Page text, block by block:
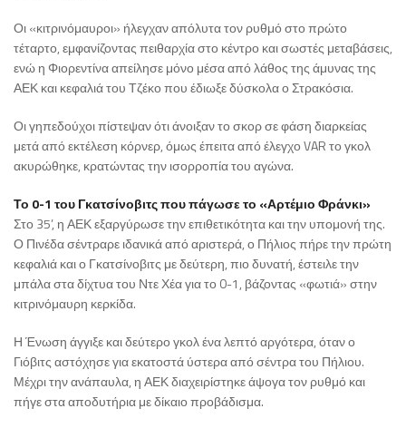
Οι «κιτρινόμαυροι» ήλεγχαν απόλυτα τον ρυθμό στο πρώτο
τέταρτο, εμφανίζοντας πειθαρχία στο κέντρο και σωστές μεταβάσεις,
ενώ η Φιορεντίνα απείλησε μόνο μέσα από λάθος της άμυνας της
ΑΕΚ και κεφαλιά του Τζέκο που έδιωξε δύσκολα ο Στρακόσια.
Οι γηπεδούχοι πίστεψαν ότι άνοιξαν το σκορ σε φάση διαρκείας
μετά από εκτέλεση κόρνερ, όμως έπειτα από έλεγχο VAR το γκολ
ακυρώθηκε, κρατώντας την ισορροπία του αγώνα.
Το 0-1 του Γκατσίνοβιτς που πάγωσε το «Αρτέμιο Φράνκι»
Στο 35’, η ΑΕΚ εξαργύρωσε την επιθετικότητα και την υπομονή της.
Ο Πινέδα σέντραρε ιδανικά από αριστερά, ο Πήλιος πήρε την πρώτη
κεφαλιά και ο Γκατσίνοβιτς με δεύτερη, πιο δυνατή, έστειλε την
μπάλα στα δίχτυα του Ντε Χέα για το 0-1, βάζοντας «φωτιά» στην
κιτρινόμαυρη κερκίδα.
Η Ένωση άγγιξε και δεύτερο γκολ ένα λεπτό αργότερα, όταν ο
Γιόβιτς αστόχησε για εκατοστά ύστερα από σέντρα του Πήλιου.
Μέχρι την ανάπαυλα, η ΑΕΚ διαχειρίστηκε άψογα τον ρυθμό και
πήγε στα αποδυτήρια με δίκαιο προβάδισμα.